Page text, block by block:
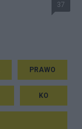
37
PRAWO
KO